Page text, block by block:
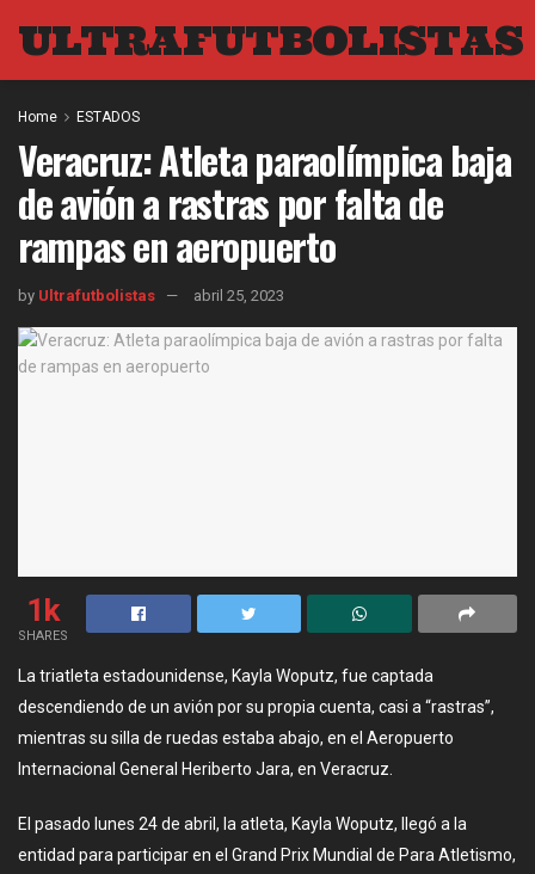
ULTRAFUTBOLISTAS
Home ESTADOS
Veracruz: Atleta paraolímpica baja
de avión a rastras por falta de
rampas en aeropuerto
by Ultrafutbolistas abril 25, 2023
1k
SHARES
La triatleta estadounidense, Kayla Woputz, fue captada
descendiendo de un avión por su propia cuenta, casi a “rastras”,
mientras su silla de ruedas estaba abajo, en el Aeropuerto
Internacional General Heriberto Jara, en Veracruz.
El pasado lunes 24 de abril, la atleta, Kayla Woputz, llegó a la
entidad para participar en el Grand Prix Mundial de Para Atletismo,